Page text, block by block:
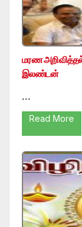
மரண
இலண்டன்
…
Read More